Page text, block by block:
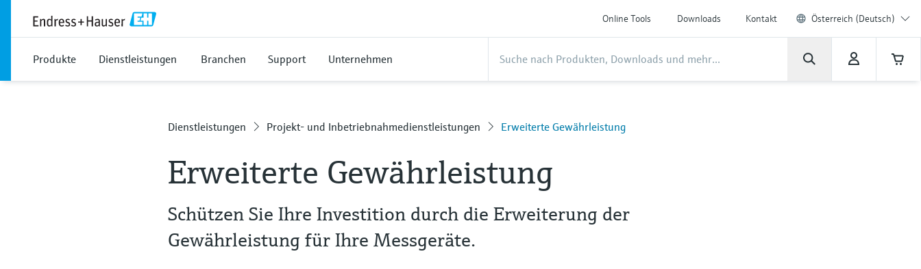
Online Tools Downloads Kontakt Österreich (Deutsch)
Produkte Dienstleistungen Branchen Support Unternehmen
Dienstleistungen Projekt- und Inbetriebnahmedienstleistungen Erweiterte Gewährleistung
Erweiterte Gewährleistung
Schützen Sie Ihre Investition durch die Erweiterung der
Gewährleistung für Ihre Messgeräte.